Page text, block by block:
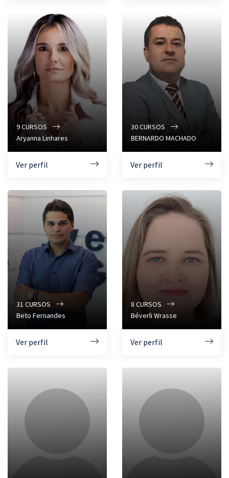
9CURSOS
Aryanna Linhares
Ver perfil
30CURSOS
BERNARDO MACHADO
Ver perfil
31 CURSOS
Beto Fernandes
Ver perfil
8 CURSOS
Béverli Wrasse
Ver perfil